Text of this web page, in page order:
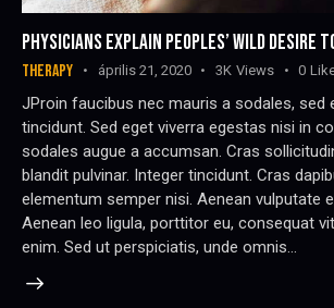
PHYSICIANS EXPLAIN PEOPLES’ WILD DESIRE
THERAPY április 21, 2020 3K Views 0
JProin faucibus nec mauris a sodales, sed
tincidunt. Sed eget viverra egestas nisi in
sodales augue a accumsan. Cras
blandit pulvinar. Integer tincidunt. Cras
elementum semper nisi. Aenean vulputate
Aenean leo ligula, porttitor eu, consequat
enim. Sed ut perspiciatis, unde omnis…